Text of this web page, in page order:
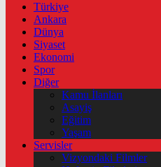
Türkiye
Ankara
Dünya
Siyaset
Ekonomi
Spor
Diğer
Kamu İlanları
Asayiş
Eğitim
Yaşam
Servisler
Vizyondaki Filmler